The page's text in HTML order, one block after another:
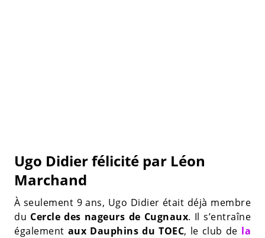
Ugo Didier félicité par Léon
Marchand
À seulement 9 ans, Ugo Didier était déjà membre
du Cercle des nageurs de Cugnaux. Il s’entraîne
également aux Dauphins du TOEC, le club de la